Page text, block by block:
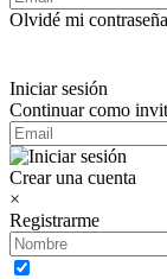
Olvidé mi contraseña
Iniciar sesión
Continuar como
Crear una cuenta
×
Registrarme